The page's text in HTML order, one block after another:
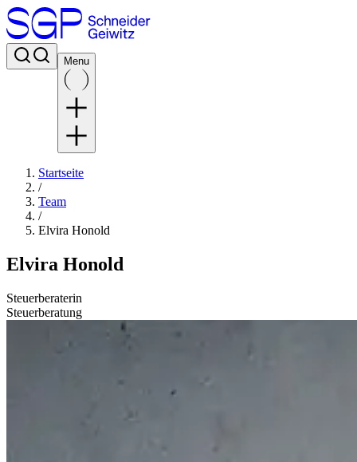
Menu
Startseite
/
Team
/
Elvira Honold
Elvira Honold
Steuerberaterin
Steuerberatung